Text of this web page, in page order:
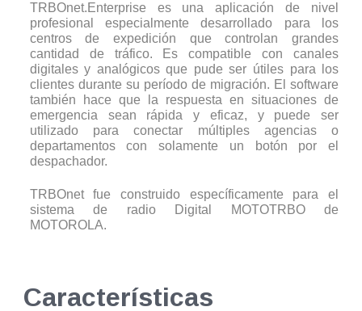
TRBOnet.Enterprise es una aplicación de nivel
profesional especialmente desarrollado para los
centros de expedición que controlan grandes
cantidad de tráfico. Es compatible con canales
digitales y analógicos que pude ser útiles para los
clientes durante su período de migración. El software
también hace que la respuesta en situaciones de
emergencia sean rápida y eficaz, y puede ser
utilizado para conectar múltiples agencias o
departamentos con solamente un botón por el
despachador.
TRBOnet fue construido específicamente para el
sistema de radio Digital MOTOTRBO de
MOTOROLA.
Características